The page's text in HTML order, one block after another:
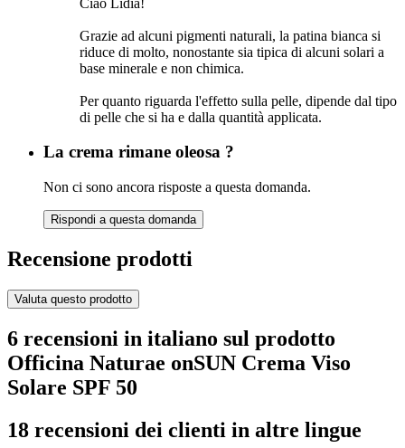
Grazie ad alcuni pigmenti naturali, la patina bianca si
riduce di molto, nonostante sia tipica di alcuni solari a
base minerale e non chimica.
Per quanto riguarda l'effetto sulla pelle, dipende dal tipo
di pelle che si ha e dalla quantità applicata.
La crema rimane oleosa ?
Non ci sono ancora risposte a questa domanda.
Rispondi a questa domanda
Recensione prodotti
Valuta questo prodotto
6 recensioni in italiano sul prodotto
Officina Naturae onSUN Crema Viso
Solare SPF 50
18 recensioni dei clienti in altre lingue